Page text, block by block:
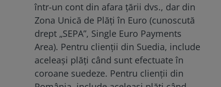
într-un cont din afara țării dvs., dar din
Zona Unică de Plăți în Euro (cunoscută
drept „SEPA”, Single Euro Payments
Area). Pentru clienții din Suedia, include
aceleași plăți când sunt efectuate în
coroane suedeze. Pentru clienții din